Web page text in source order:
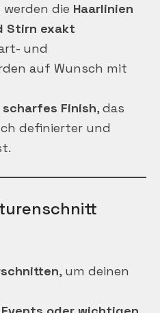
die Haarlinien
Stirn exakt
und
auf Wunsch mit
Finish, das
definierter und
, um deinen